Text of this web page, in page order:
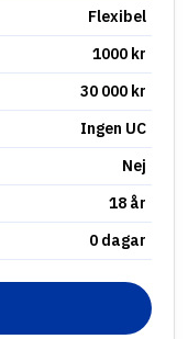
Flexibel
1000 kr
30 000 kr
Ingen UC
Nej
18 år
0 dagar